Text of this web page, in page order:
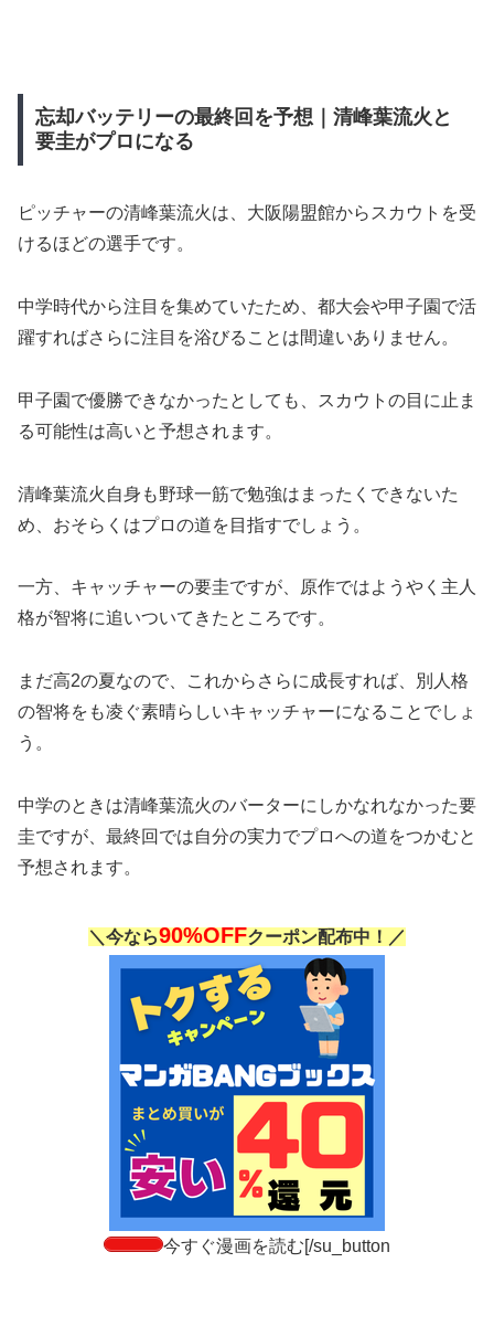
忘却バッテリーの最終回を予想｜清峰葉流火と
要圭がプロになる
ピッチャーの清峰葉流火は、大阪陽盟館からスカウトを受
けるほどの選手です。
中学時代から注目を集めていたため、都大会や甲子園で活
躍すればさらに注目を浴びることは間違いありません。
甲子園で優勝できなかったとしても、スカウトの目に止ま
る可能性は高いと予想されます。
清峰葉流火自身も野球一筋で勉強はまったくできないた
め、おそらくはプロの道を目指すでしょう。
一方、キャッチャーの要圭ですが、原作ではようやく主人
格が智将に追いついてきたところです。
まだ高2の夏なので、これからさらに成長すれば、別人格
の智将をも凌ぐ素晴らしいキャッチャーになることでしょ
う。
中学のときは清峰葉流火のバーターにしかなれなかった要
圭ですが、最終回では自分の実力でプロへの道をつかむと
予想されます。
＼今なら90%OFFクーポン配布中！／
今すぐ漫画を読む[/su_button